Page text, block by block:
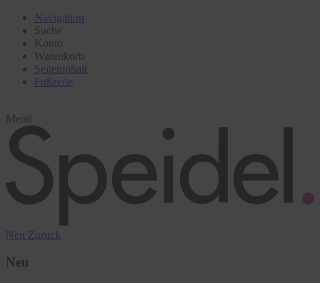
Navigation
Suche
Konto
Warenkorb
Seiteninhalt
Fußzeile
Menü
Neu Zurück
Neu